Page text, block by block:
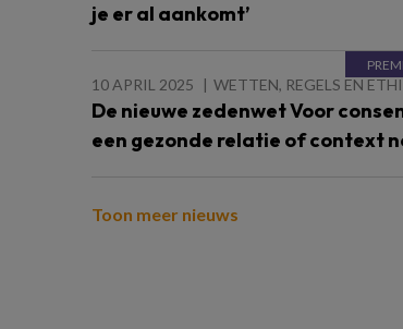
je er al aankomt’
10 APRIL 2025 WETTEN, REGELS EN
De nieuwe zedenwet Voor
een gezonde relatie of context
Toon meer nieuws